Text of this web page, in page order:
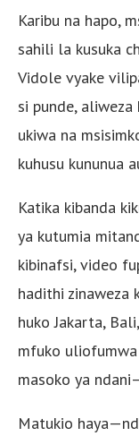
Karibu na hapo,
sahili la kusuka
Vidole vyake
si punde,
ukiwa na
kuhusu kununua
Katika kibanda
ya kutumia
kibinafsi, video
hadithi zinaweza
huko Jakarta,
mfuko
masoko ya
Matukio